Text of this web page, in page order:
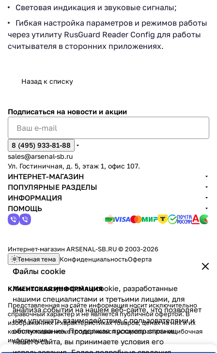
Световая индикация и звуковые сигналы;
Гибкая настройка параметров и режимов работы
через утилиту RusGuard Reader Config для работы
считывателя в сторонних приложениях.
Назад к списку
Файлы cookie
Мы используем файлы cookie, разработанные
нашими специалистами и третьими лицами, для
анализа событий на нашем веб-сайте, что позволяет
нам улучшать взаимодействие с пользователями и
обслуживание. Продолжая просмотр страниц
нашего сайта, вы принимаете условия его
Подписаться на новости и акции
8 (495) 933-81-88
sales@arsenal-sb.ru
Ул. Гостиничная, д. 5, этаж 1, офис 107.
ИНТЕРНЕТ-МАГАЗИН
ПОПУЛЯРНЫЕ РАЗДЕЛЫ
ИНФОРМАЦИЯ
ПОМОЩЬ
Интернет-магазин ARSENAL-SB.RU © 2003-2026
Темная тема КонфиденциальностьОферта
КЛИЕНТСКАЯ ИНФОРМАЦИЯ
Представленная на сайте информация носит исключительно
справочный характер и не является публичной офертой. В
изображениях и характеристиках товаров, ценах на них и их
комплектации может содержаться устаревшая или ошибочная
информация.